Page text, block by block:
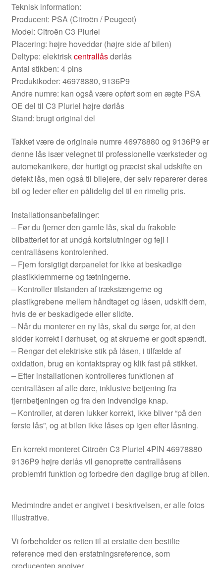
Teknisk information:
Producent: PSA (Citroën / Peugeot)
Model: Citroën C3 Pluriel
Placering: højre hoveddør (højre side af bilen)
Deltype: elektriskcentrallåsdørlås
Antal stikben: 4 pins
Produktkoder: 46978880, 9136P9
Andre numre: kan også være opført som en ægte PSA
OE del til C3 Pluriel højre dørlås
Stand: brugt original del
Takket være de originale numre 46978880 og 9136P9 er
denne lås især velegnet til professionelle værksteder og
automekanikere, der hurtigt og præcist skal udskifte en
defekt lås, men også til bilejere, der selv reparerer deres
bil og leder efter en pålidelig del til en rimelig pris.
Installationsanbefalinger:
– Før du fjerner den gamle lås, skal du frakoble
bilbatteriet for at undgå kortslutninger og fejl i
centrallåsens kontrolenhed.
– Fjern forsigtigt dørpanelet for ikke at beskadige
plastikklemmerne og tætningerne.
– Kontroller tilstanden af ​​trækstængerne og
plastikgrebene mellem håndtaget og låsen, udskift dem,
hvis de er beskadigede eller slidte.
– Når du monterer en ny lås, skal du sørge for, at den
sidder korrekt i dørhuset, og at skruerne er godt spændt.
– Rengør det elektriske stik på låsen, i tilfælde af
oxidation, brug en kontaktspray og klik fast på stikket.
– Efter installationen kontrolleres funktionen af ​​
centrallåsen af ​​alle døre, inklusive betjening fra
fjernbetjeningen og fra den indvendige knap.
– Kontroller, at døren lukker korrekt, ikke bliver “på den
første lås”, og at bilen ikke låses op igen efter låsning.
En korrekt monteret Citroën C3 Pluriel 4PIN 46978880
9136P9 højre dørlås vil genoprette centrallåsens
problemfri funktion og forbedre den daglige brug af bilen.
Medmindre andet er angivet i beskrivelsen, er alle fotos
illustrative.
Vi forbeholder os retten til at erstatte den bestilte
reference med den erstatningsreference, som